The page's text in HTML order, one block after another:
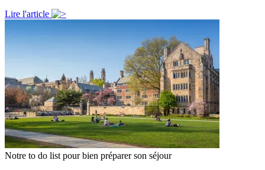
Lire l'article
Notre to do list pour bien préparer son séjour